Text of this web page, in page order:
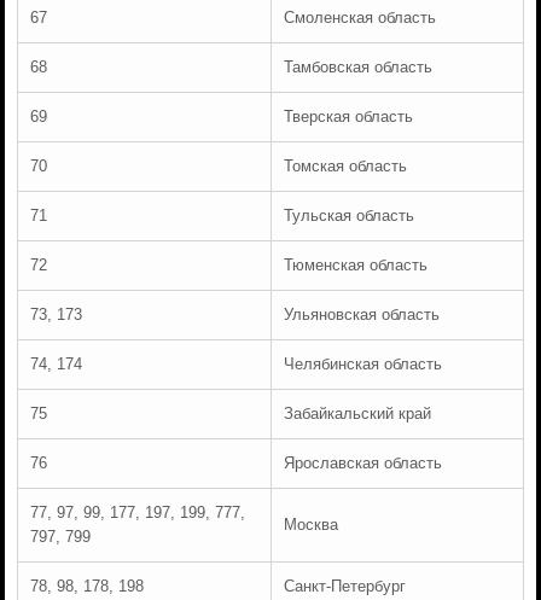
67 Смоленская область
68 Тамбовская область
69 Тверская область
70 Томская область
71 Тульская область
72 Тюменская область
73, 173 Ульяновская область
74, 174 Челябинская область
75 Забайкальский край
76 Ярославская область
77, 97, 99, 177, 197, 199, 777,
797, 799
Москва
78, 98, 178, 198 Санкт-Петербург